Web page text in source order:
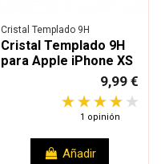
Cristal Templado 9H
Cristal Templado 9H
para Apple iPhone XS
9,99 €
1 opinión
Añadir